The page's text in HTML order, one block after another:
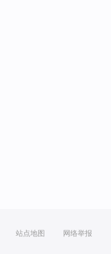
站点地图 网络举报